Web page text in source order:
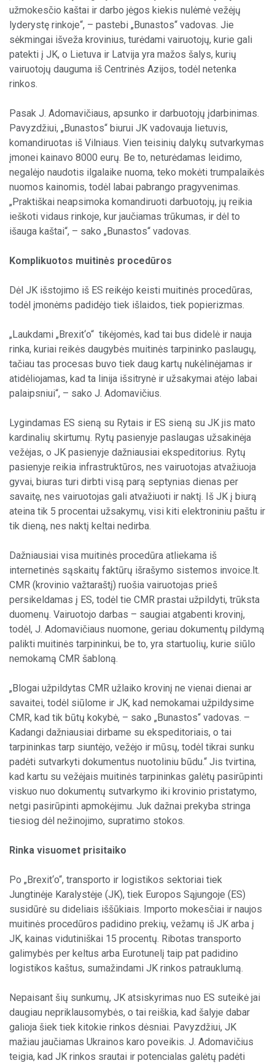
užmokesčio kaštai ir darbo jėgos kiekis nulėmė vežėjų
lyderystę rinkoje“, – pastebi „Bunastos“ vadovas. Jie
sėkmingai išveža krovinius, turėdami vairuotojų, kurie gali
patekti į JK, o Lietuva ir Latvija yra mažos šalys, kurių
vairuotojų dauguma iš Centrinės Azijos, todėl netenka
rinkos.
Pasak J. Adomavičiaus, apsunko ir darbuotojų įdarbinimas.
Pavyzdžiui, „Bunastos“ biurui JK vadovauja lietuvis,
komandiruotas iš Vilniaus. Vien teisinių dalykų sutvarkymas
įmonei kainavo 8000 eurų. Be to, neturėdamas leidimo,
negalėjo naudotis ilgalaike nuoma, teko mokėti trumpalaikės
nuomos kainomis, todėl labai pabrango pragyvenimas.
„Praktiškai neapsimoka komandiruoti darbuotojų, jų reikia
ieškoti vidaus rinkoje, kur jaučiamas trūkumas, ir dėl to
išauga kaštai“, – sako „Bunastos“ vadovas.
Komplikuotos muitinės procedūros
Dėl JK išstojimo iš ES reikėjo keisti muitinės procedūras,
todėl įmonėms padidėjo tiek išlaidos, tiek popierizmas.
„Laukdami „Brexit‘o“ tikėjomės, kad tai bus didelė ir nauja
rinka, kuriai reikės daugybės muitinės tarpininko paslaugų,
tačiau tas procesas buvo tiek daug kartų nukėlinėjamas ir
atidėliojamas, kad ta linija išsitrynė ir užsakymai atėjo labai
palaipsniui“, – sako J. Adomavičius.
Lygindamas ES sieną su Rytais ir ES sieną su JK jis mato
kardinalių skirtumų. Rytų pasienyje paslaugas užsakinėja
vežėjas, o JK pasienyje dažniausiai ekspeditorius. Rytų
pasienyje reikia infrastruktūros, nes vairuotojas atvažiuoja
gyvai, biuras turi dirbti visą parą septynias dienas per
savaitę, nes vairuotojas gali atvažiuoti ir naktį. Iš JK į biurą
ateina tik 5 procentai užsakymų, visi kiti elektroniniu paštu ir
tik dieną, nes naktį keltai nedirba.
Dažniausiai visa muitinės procedūra atliekama iš
internetinės sąskaitų faktūrų išrašymo sistemos invoice.lt.
CMR (krovinio važtaraštį) ruošia vairuotojas prieš
persikeldamas į ES, todėl tie CMR prastai užpildyti, trūksta
duomenų. Vairuotojo darbas – saugiai atgabenti krovinį,
todėl, J. Adomavičiaus nuomone, geriau dokumentų pildymą
palikti muitinės tarpininkui, be to, yra startuolių, kurie siūlo
nemokamą CMR šabloną.
„Blogai užpildytas CMR užlaiko krovinį ne vienai dienai ar
savaitei, todėl siūlome ir JK, kad nemokamai užpildysime
CMR, kad tik būtų kokybė, – sako „Bunastos“ vadovas. –
Kadangi dažniausiai dirbame su ekspeditoriais, o tai
tarpininkas tarp siuntėjo, vežėjo ir mūsų, todėl tikrai sunku
padėti sutvarkyti dokumentus nuotoliniu būdu.“ Jis tvirtina,
kad kartu su vežėjais muitinės tarpininkas galėtų pasirūpinti
viskuo nuo dokumentų sutvarkymo iki krovinio pristatymo,
netgi pasirūpinti apmokėjimu. Juk dažnai prekyba stringa
tiesiog dėl nežinojimo, supratimo stokos.
Rinka visuomet prisitaiko
Po „Brexit‘o“, transporto ir logistikos sektoriai tiek
Jungtinėje Karalystėje (JK), tiek Europos Sąjungoje (ES)
susidūrė su dideliais iššūkiais. Importo mokesčiai ir naujos
muitinės procedūros padidino prekių, vežamų iš JK arba į
JK, kainas vidutiniškai 15 procentų. Ribotas transporto
galimybės per keltus arba Eurotunelį taip pat padidino
logistikos kaštus, sumažindami JK rinkos patrauklumą.
Nepaisant šių sunkumų, JK atsiskyrimas nuo ES suteikė jai
daugiau nepriklausomybės, o tai reiškia, kad šalyje dabar
galioja šiek tiek kitokie rinkos dėsniai. Pavyzdžiui, JK
mažiau jaučiamas Ukrainos karo poveikis. J. Adomavičius
teigia, kad JK rinkos srautai ir potencialas galėtų padėti